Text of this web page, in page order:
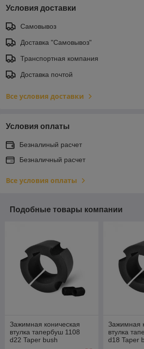
Условия доставки
Самовывоз
Доставка "Самовывоз"
Транспортная компания
Доставка почтой
Все условия доставки
Условия оплаты
Безналиный расчет
Безналичный расчет
Все условия оплаты
Подобные товары компании
Зажимная коническая
втулка тапербуш 1108
d22 Taper bush
Зажимная
втулка
d18 Taper